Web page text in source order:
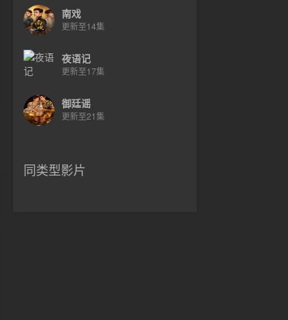
南戏
更新至14集
夜语记
更新至17集
御廷谣
更新至21集
同类型影片